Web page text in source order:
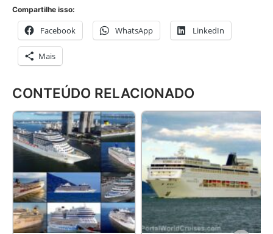
Compartilhe isso:
Facebook WhatsApp LinkedIn
Mais
CONTEÚDO RELACIONADO